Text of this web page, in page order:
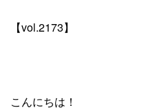
【vol.2173】
こんにちは！